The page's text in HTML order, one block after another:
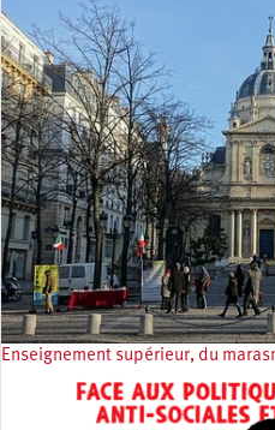
Enseignement supérieur, du